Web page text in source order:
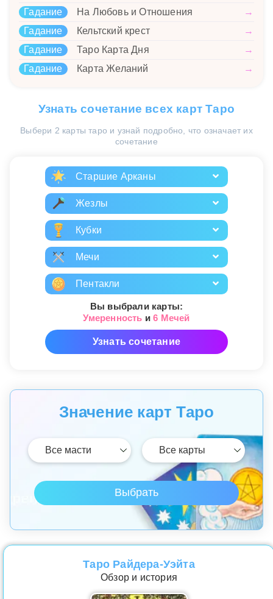
Гадание
На Любовь и Отношения
→
Гадание
Кельтский крест
→
Гадание
Таро Карта Дня
→
Гадание
Карта Желаний →
Узнать сочетание всех карт Таро
Выбери 2 карты таро и узнай подробно, что означает их
сочетание
Старшие Арканы
Жезлы
Кубки
Мечи
Пентакли
Вы выбрали карты:
Умеренность и6 Мечей
Узнать сочетание
Значение карт Таро
Таро Райдера-Уэйта
Обзор и история